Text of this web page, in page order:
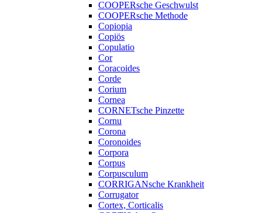
COOPERsche Geschwulst
COOPERsche Methode
Copiopia
Copiös
Copulatio
Cor
Coracoides
Corde
Corium
Cornea
CORNETsche Pinzette
Cornu
Corona
Coronoides
Corpora
Corpus
Corpusculum
CORRIGANsche Krankheit
Corrugator
Cortex, Corticalis